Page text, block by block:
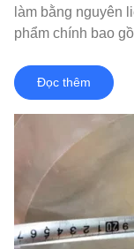
làm bằng nguyên
phẩm chính bao
Đọc thêm